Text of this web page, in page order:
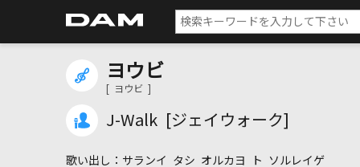
ヨウビ
[ ヨウビ ]
J-Walk [ジェイウォーク]
サランイ タシ オルカヨ ト ソルレイゲ